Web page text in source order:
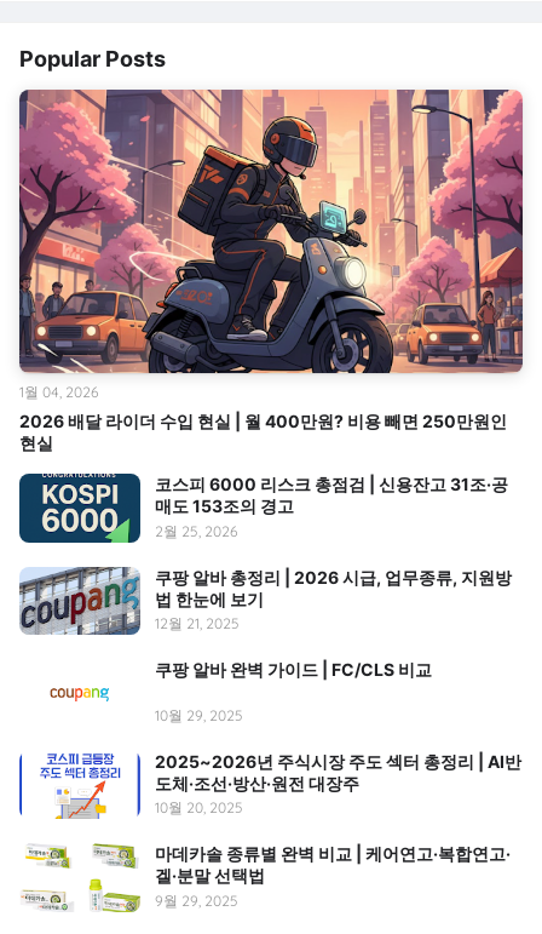
Popular Posts
2026 배달 라이더 수입 현실 | 월 400만원? 비용 빼면 250만원인
현실
1월 04, 2026
코스피 6000 리스크 총점검 | 신용잔고 31조·공
매도 153조의 경고
2월 25, 2026
쿠팡 알바 총정리 | 2026 시급, 업무종류, 지원방
법 한눈에 보기
12월 21, 2025
쿠팡 알바 완벽 가이드 | FC/CLS 비교
10월 29, 2025
2025~2026년 주식시장 주도 섹터 총정리 | AI반
도체·조선·방산·원전 대장주
10월 20, 2025
마데카솔 종류별 완벽 비교 | 케어연고·복합연고·
겔·분말 선택법
9월 29, 2025